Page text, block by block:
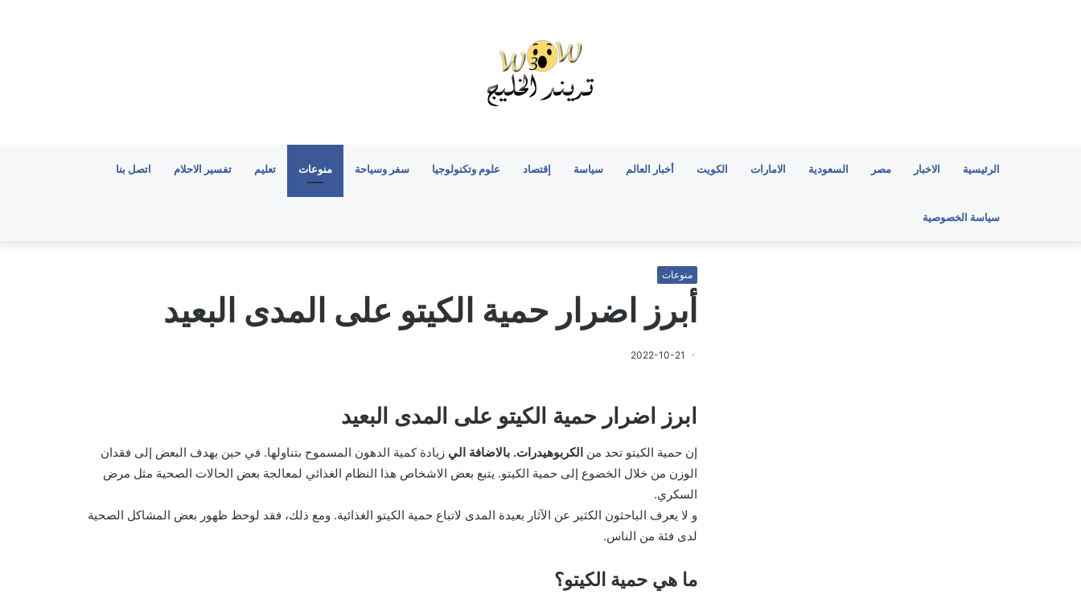
الرئيسية الاخبار مصر السعودية الامارات الكويت أخبار العالم سياسة إقتصاد علوم وتكنولوجيا سفر وسياحة منوعات تعليم تفسير الاحلام اتصل بنا
سياسة الخصوصية
منوعات
أبرز اضرار حمية الكيتو على المدى البعيد
2022-10-21
ابرز اضرار حمية الكيتو على المدى البعيد
إن حمية الكيتو تحد من الكربوهيدرات. بالاضافة الي زيادة كمية الدهون المسموح بتناولها. في حين يهدف البعض إلى فقدان
الوزن من خلال الخضوع إلى حمية الكيتو. يتبع بعض الاشخاص هذا النظام الغذائي لمعالجة بعض الحالات الصحية مثل مرض
السكري.
و لا يعرف الباحثون الكثير عن الآثار بعيدة المدى لاتباع حمية الكيتو الغذائية. ومع ذلك، فقد لوحظ ظهور بعض المشاكل الصحية
لدى فئة من الناس.
ما هي حمية الكيتو؟